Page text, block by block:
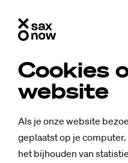
Cookies
website
Als je onze website
geplaatst op je
het bijhouden van